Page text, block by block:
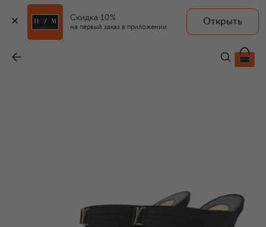
Скидка 10%
на первый заказ в приложении
Открыть
150 500 ₽